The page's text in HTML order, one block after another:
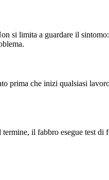
si limita a guardare il
prima che inizi qualsiasi
il fabbro esegue test